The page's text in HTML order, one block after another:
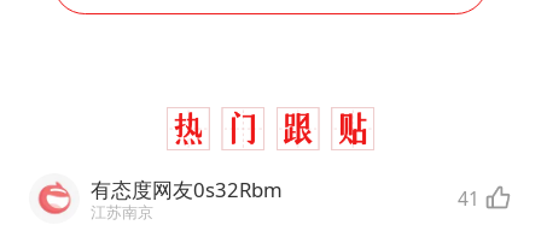
有态度网友0s32Rbm
江苏南京 41